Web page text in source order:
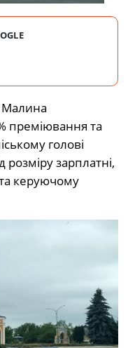
преміювання та
голові
розміру зарплатні,
керуючому